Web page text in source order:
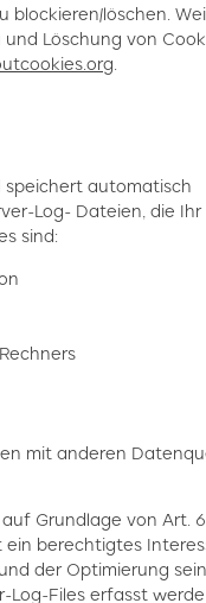
blockieren/löschen.
Löschung von
speichert automatisch
Log- Dateien, die Ihr
sind:
mit anderen
Grundlage von Art. 6
ein berechtigtes
der Optimierung
Log-Files erfasst